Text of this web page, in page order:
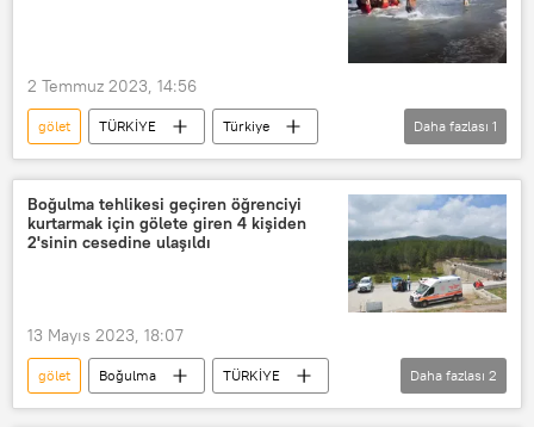
2 Temmuz 2023, 14:56
gölet TÜRKİYE
Türkiye
Boğulma
Daha fazlası 1
Boğulma tehlikesi geçiren öğrenciyi
kurtarmak için gölete giren 4 kişiden
2'sinin cesedine ulaşıldı
13 Mayıs 2023, 18:07
gölet Boğulma
TÜRKİYE
Öğrenci
Afyonkarahisar
Daha fazlası 2